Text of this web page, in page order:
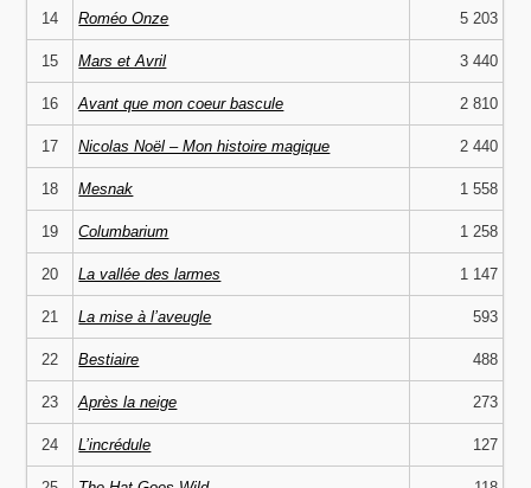
14 Roméo Onze 5 203
15 Mars et Avril 3 440
16 Avant que mon coeur bascule 2 810
17 Nicolas Noël – Mon histoire magique 2 440
18 Mesnak 1 558
19 Columbarium 1 258
20 La vallée des larmes 1 147
21 La mise à l’aveugle 593
22 Bestiaire 488
23 Après la neige 273
24 L’incrédule 127